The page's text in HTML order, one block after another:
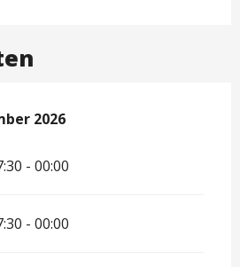
bis zum31 Dezember 2026
2026
- 00:00
- 00:00